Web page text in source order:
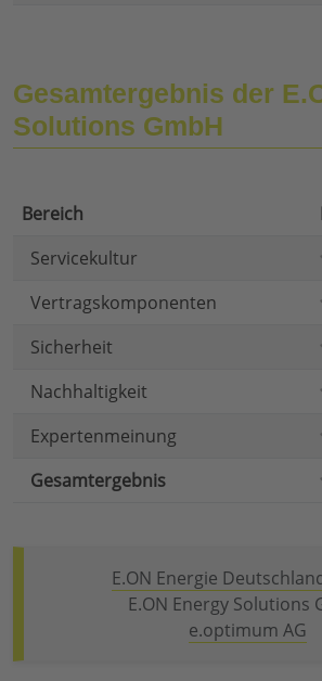
Gesamtergebnis der
Solutions GmbH
Bereich
Servicekultur
Vertragskomponenten
Sicherheit
Nachhaltigkeit
Expertenmeinung
Gesamtergebnis
E.ON Energie
E.ON Energy Solutions
e.optimum AG